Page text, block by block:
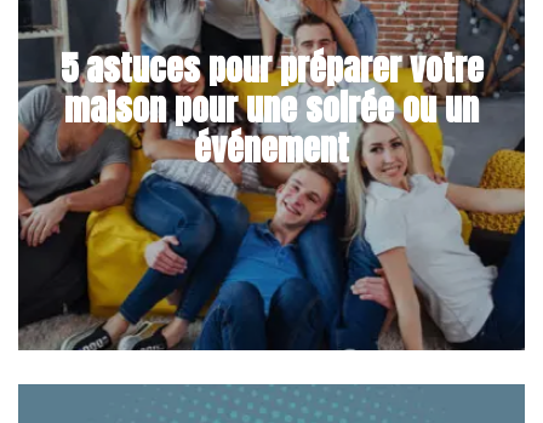
5 astuces pour préparer votre
maison pour une soirée ou un
événement